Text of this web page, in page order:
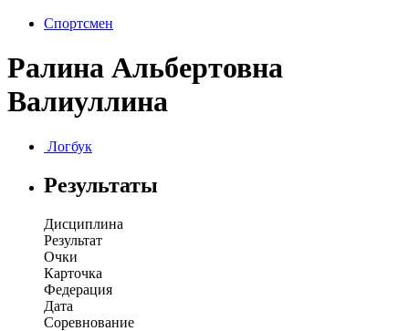
Спортсмен
Ралина Альбертовна
Валиуллина
Логбук
Результаты
Дисциплина
Результат
Очки
Карточка
Федерация
Дата
Соревнование